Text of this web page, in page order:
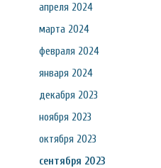
апреля 2024
марта 2024
февраля 2024
января 2024
декабря 2023
ноября 2023
октября 2023
сентября 2023